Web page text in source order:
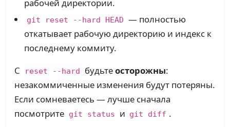
рабочей директории.
git reset --hard HEAD — полностью
откатывает рабочую директорию и индекс к
последнему коммиту.
С
reset --hard будьтеосторожны:
незакоммиченные изменения будут потеряны.
Если сомневаетесь — лучше сначала
посмотрите git status и git diff .